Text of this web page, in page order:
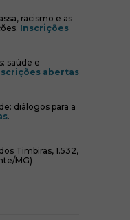
racismo e as
Inscrições
saúde e
abertas
diálogos para a
(abre em nova janela)
.
Timbiras, 1.532,
MG)